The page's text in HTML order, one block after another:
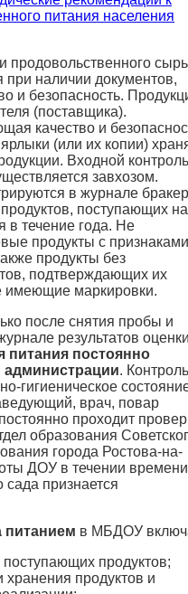
питания населения
при наличии документов,
и безопасность.
(поставщика).
качество и
(или их копии)
Входной контроль
завхозом.
в журнале
поступающих на
в течение года. Не
продукты с признаками
продукты без
подтверждающих их
имеющие маркировки.
после снятия пробы и
результатов
питания постоянно
администрации. Контроль
гигиеническое
врач, повар
проходит
образования
города Ростова-на-
ДОУ в течении времени
сада признается
питанием в МБДОУ
поступающих продуктов;
хранения продуктов и